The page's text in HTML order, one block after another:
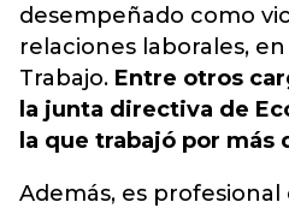
desempeñado como
relaciones laborales,
Trabajo. Entre otros
la junta directiva de
la que trabajó por más
Además, es